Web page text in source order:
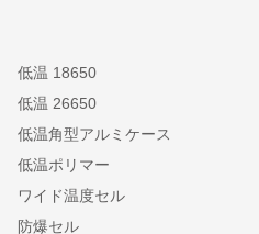
低温 18650
低温 26650
低温角型アルミケース
低温ポリマー
ワイド温度セル
防爆セル